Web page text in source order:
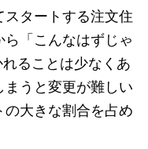
スタートする注文住
「こんなはずじゃ
ることは少なくあ
まうと変更が難しい
大きな割合を占め